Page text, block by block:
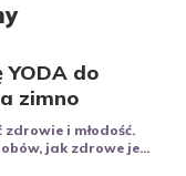
YODA do
zimno
i młodość.
jak zdrowe je...